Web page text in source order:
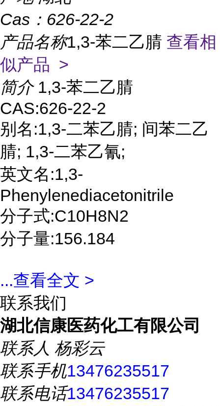
Cas： 626-22-2
产品名称1,3-苯二乙腈 查看相
似产品 >
简介 1,3-苯二乙腈
CAS:626-22-2
别名:1,3-二苯乙腈; 间苯二乙
腈; 1,3-二苯乙氰;
英文名:1,3-
Phenylenediacetonitrile
分子式:C10H8N2
分子量:156.184
...查看全文 >
联系我们
湖北信康医药化工有限公司
联系人 杨彩云
联系手机13476235517
联系电话13476235517